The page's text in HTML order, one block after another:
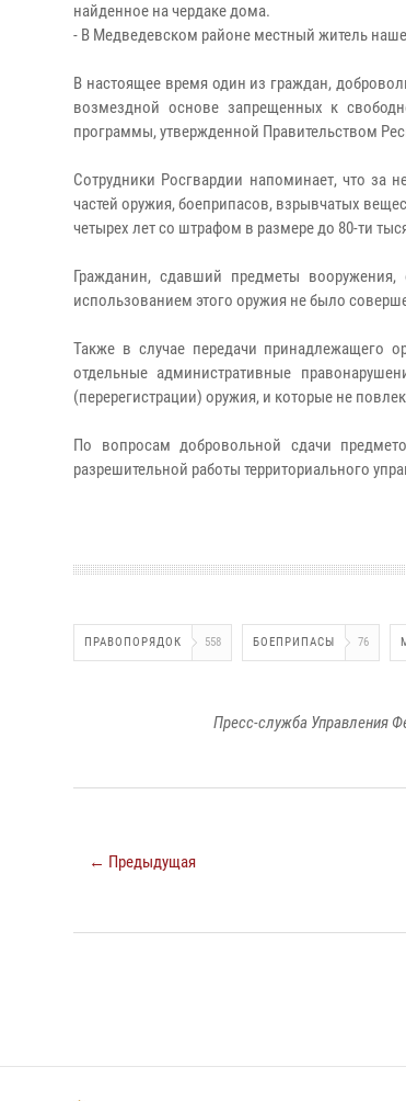
найденное на чердаке дома.
- В Медведевском районе местный житель
В настоящее время один из граждан,
возмездной основе запрещенных к
программы, утвержденной Правительством
Сотрудники Росгвардии напоминает, что за
частей оружия, боеприпасов, взрывчатых
четырех лет со штрафом в размере до 80-ти
Гражданин, сдавший предметы вооружения,
использованием этого оружия не было
Также в случае передачи принадлежащего
отдельные административные
(перерегистрации) оружия, и которые не
По вопросам добровольной сдачи
разрешительной работы территориального
ПРАВОПОРЯДОК 558 БОЕПРИПАСЫ 76
Пресс-служба Управления
← Предыдущая